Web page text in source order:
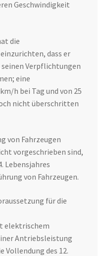
Geschwindigkeit
die
dass er
Verpflichtungen
eine
h bei Tag und von 25
nicht überschritten
von Fahrzeugen
vorgeschrieben sind,
Lebensjahres
von Fahrzeugen.
für die
elektrischem
Antriebsleistung
Vollendung des 12.